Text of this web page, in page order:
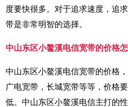
度要快很多。对于追求速度，追
带是非常明智的选择。
中山东区小鳌溪电信宽带的价格
中山东区小鳌溪电信宽带的价格
广电宽带，长城宽带等等，价格
低。中山东区小鳌溪电信主打的